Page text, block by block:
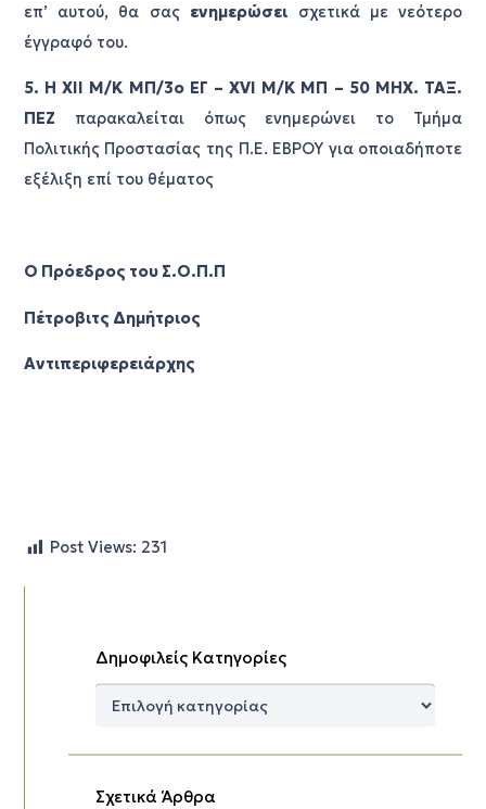
επ’ αυτού, θα σας ενημερώσει σχετικά με νεότερο
έγγραφό του.
5. Η ΧΙΙ Μ/Κ ΜΠ/3ο ΕΓ – XVI M/K MΠ – 50 ΜΗΧ. ΤΑΞ.
ΠΕΖ παρακαλείται όπως ενημερώνει το Τμήμα
Πολιτικής Προστασίας της Π.Ε. ΕΒΡΟΥ για οποιαδήποτε
εξέλιξη επί του θέματος
Ο Πρόεδρος του Σ.O.Π.Π
Πέτροβιτς Δημήτριος
Αντιπεριφερειάρχης
Post Views: 231
Δημοφιλείς Κατηγορίες
Δημοφιλείς
Σχετικά Άρθρα